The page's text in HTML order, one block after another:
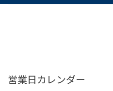
営業日カレンダー